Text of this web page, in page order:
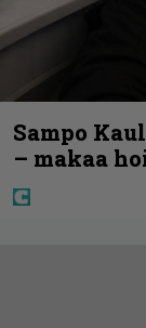
Sampo
– makaa